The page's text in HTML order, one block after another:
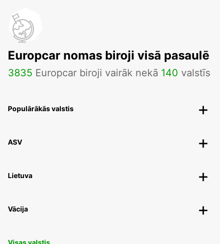
Europcar nomas biroji visā pasaulē
3835 Europcar biroji vairāk nekā 140 valstīs
Populārākās valstis
ASV
Lietuva
Vācija
Visas valstis